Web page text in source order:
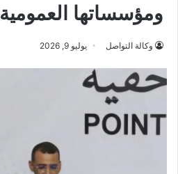
ومؤسساتها العمومية
وكالة التواصل يوليو 9, 2026